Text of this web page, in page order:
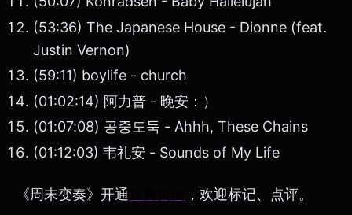
(53:36) The Japanese House - Dionne (feat.
Justin Vernon)
(59:11) boylife - church
(01:02:14) 阿力普 - 晚安：）
(01:07:08) 공중도둑 - Ahhh, These Chains
(01:12:03) 韦礼安 - Sounds of My Life
《周末变奏》开通 ，欢迎标记、点评。